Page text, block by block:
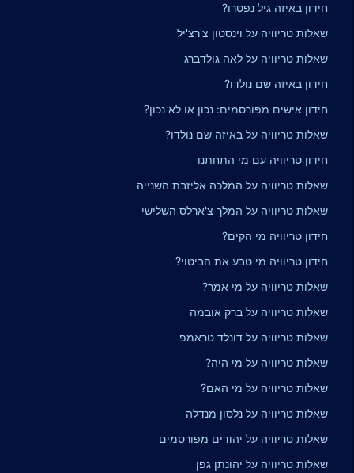
חידון באיזה גיל נפטרו?
שאלות טריוויה על וינסטון צ'רצ'יל
שאלות טריוויה על לאה גולדברג
חידון באיזה שם נולדו?
חידון אישים מפורסמים: נכון או לא נכון?
שאלות טריוויה על באיזה שם נולדו?
חידון טריוויה עם מי התחתנו
שאלות טריוויה על המלכה אליזבת השנייה
שאלות טריוויה על המלך צ'ארלס השלישי
חידון טריוויה מי הקים?
חידון טריוויה מי טבע את הביטוי?
שאלות טריוויה על מי אמר?
שאלות טריוויה על ברק אובמה
שאלות טריוויה על דונלד טראמפ
שאלות טריוויה על מי היה?
שאלות טריוויה על מי האם?
שאלות טריוויה על נלסון מנדלה
שאלות טריוויה על יהודים מפורסמים
שאלות טריוויה על יהונתן גפן